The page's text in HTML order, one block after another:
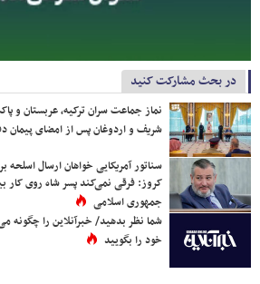
در بحث مشارکت کنید
نماز جماعت سران ترکیه، عربستان و
شریف و اردوغان پس از امضای پیمان
سناتور آمریکایی خواهان ارسال
کروز: فرقی نمی‌کند پسر شاه روی کار
جمهوری اسلامی
شما نظر بدهید/ خبرآنلاین را چگونه
خود را بگویید